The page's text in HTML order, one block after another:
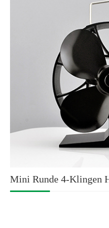
Mini Runde 4-Klingen